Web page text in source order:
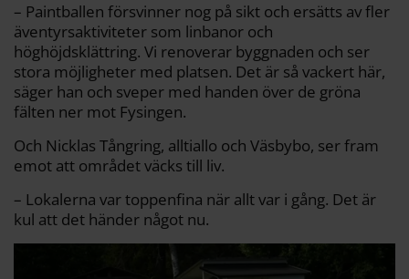
– Paintballen försvinner nog på sikt och ersätts av fler
äventyrsaktiviteter som linbanor och
höghöjdsklättring. Vi renoverar byggnaden och ser
stora möjligheter med platsen. Det är så vackert här,
säger han och sveper med handen över de gröna
fälten ner mot Fysingen.
Och Nicklas Tångring, alltiallo och Väsbybo, ser fram
emot att området väcks till liv.
– Lokalerna var toppenfina när allt var i gång. Det är
kul att det händer något nu.